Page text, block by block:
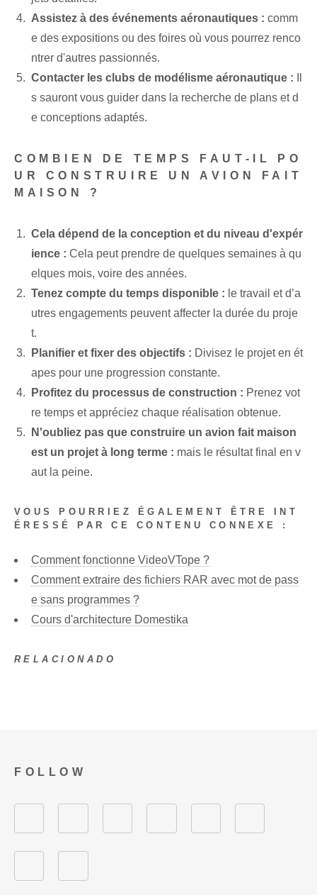
Assistez à des événements aéronautiques : comm
e des expositions ou des foires où vous pourrez renco
ntrer d'autres passionnés.
Contacter les clubs de modélisme aéronautique :
s sauront vous guider dans la recherche de plans et d
e conceptions adaptés.
COMBIEN DE TEMPS FAUT-IL PO
UR CONSTRUIRE UN AVION FAIT
MAISON ?
Cela dépend de la conception et du niveau d'expér
ience : Cela peut prendre de quelques semaines à qu
elques mois, voire des années.
Tenez compte du temps disponible : le travail et d’a
utres engagements peuvent affecter la durée du proje
t.
Planifier et fixer des objectifs : Divisez le projet en ét
apes pour une progression constante.
Profitez du processus de construction : Prenez vot
re temps et appréciez chaque réalisation obtenue.
N'oubliez pas que construire un avion fait maison
est un projet à long terme : mais le résultat final en v
aut la peine.
VOUS POURRIEZ ÉGALEMENT ÊTRE INT
ÉRESSÉ PAR CE CONTENU CONNEXE :
Comment fonctionne VideoVTope ?
Comment extraire des fichiers RAR avec mot de pass
e sans programmes ?
Cours d'architecture Domestika
RELACIONADO
FOLLOW